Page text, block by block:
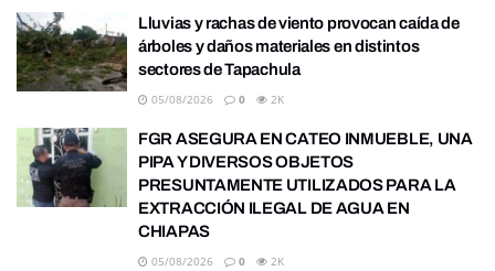
Lluvias y rachas de viento provocan caída de
árboles y daños materiales en distintos
sectores de Tapachula
05/08/2026 0 2K
FGR ASEGURA EN CATEO INMUEBLE, UNA
PIPA Y DIVERSOS OBJETOS
PRESUNTAMENTE UTILIZADOS PARA LA
EXTRACCIÓN ILEGAL DE AGUA EN
CHIAPAS
05/08/2026 0 2K